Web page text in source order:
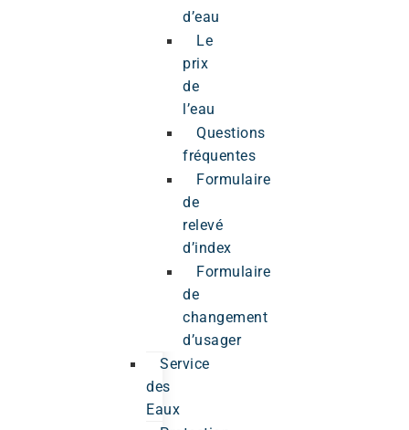
d’eau
Le
prix
de
l’eau
Questions
fréquentes
Formulaire
de
relevé
d’index
Formulaire
de
changement
d’usager
Service
des
Eaux